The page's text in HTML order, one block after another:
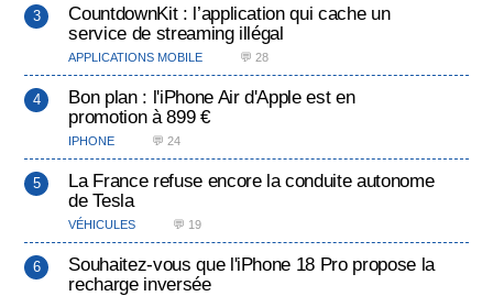
CountdownKit : l’application qui cache un
service de streaming illégal
APPLICATIONS MOBILE 💬 28
Bon plan : l'iPhone Air d'Apple est en
promotion à 899 €
IPHONE 💬 24
La France refuse encore la conduite autonome
de Tesla
VÉHICULES 💬 19
Souhaitez-vous que l'iPhone 18 Pro propose la
recharge inversée